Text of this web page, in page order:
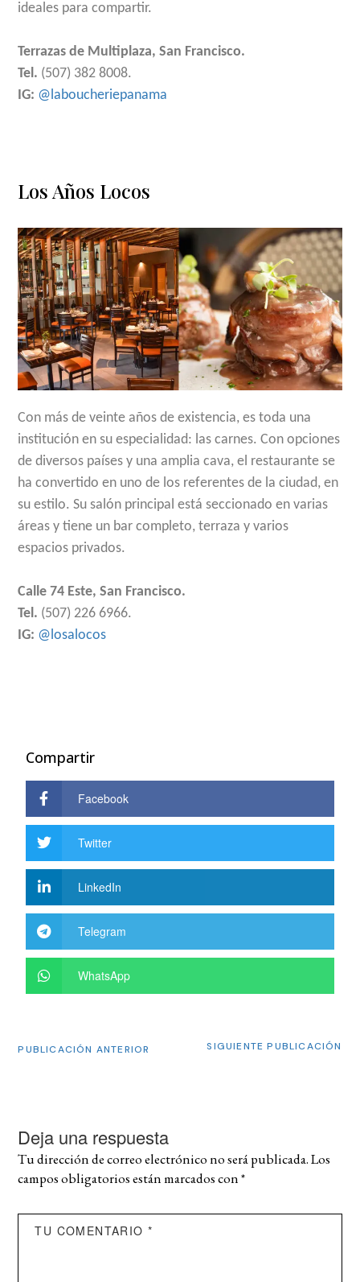
ideales para compartir.
Terrazas de Multiplaza, San Francisco.
Tel. (507) 382 8008.
IG: @laboucheriepanama
Los Años Locos
Con más de veinte años de existencia, es toda una
institución en su especialidad: las carnes. Con opciones
de diversos países y una amplia cava, el restaurante se
ha convertido en uno de los referentes de la ciudad, en
su estilo. Su salón principal está seccionado en varias
áreas y tiene un bar completo, terraza y varios
espacios privados.
Calle 74 Este, San Francisco.
Tel. (507) 226 6966.
IG: @losalocos
Compartir
Facebook
Twitter
LinkedIn
Telegram
WhatsApp
PUBLICACIÓN ANTERIOR SIGUIENTE PUBLICACIÓN
Deja una respuesta
Tu dirección de correo electrónico no será publicada. Los
campos obligatorios están marcados con*